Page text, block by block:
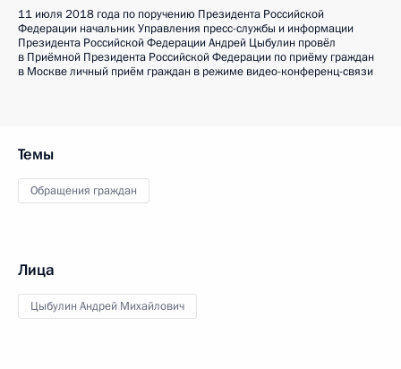
11 июля 2018 года по поручению Президента Российской
Федерации начальник Управления пресс-службы и информации
Президента Российской Федерации Андрей Цыбулин провёл
в Приёмной Президента Российской Федерации по приёму граждан
в Москве личный приём граждан в режиме видео-конференц-связи
Темы
Обращения граждан
Лица
Цыбулин Андрей Михайлович